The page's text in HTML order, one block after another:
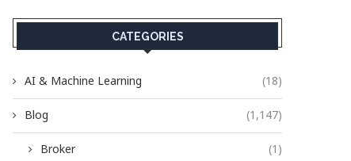
CATEGORIES
AI & Machine Learning (18)
Blog (1,147)
Broker (1)